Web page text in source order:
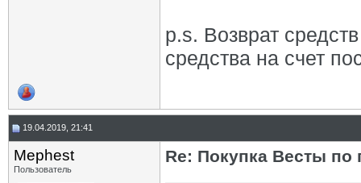
p.s. Возврат
средства на счет
19.04.2019, 21:41
Mephest
Пользователь
Re: Покупка Весты по